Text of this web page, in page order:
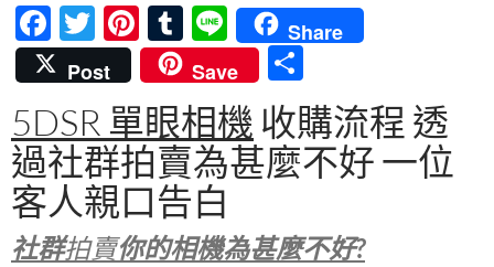
F
ac
e
b
o
o
k
T
w
itt
er
Pi
nt
er
es
t
T
u
m
bl
r
Li
n
e
Share
Post
Save
享
5DSR 單眼相機 收購流程 透
過社群拍賣為甚麼不好 一位
客人親口告白
社群拍賣你的相機為甚麼不好?